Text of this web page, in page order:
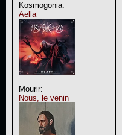
Kosmogonia:
Aella
Mourir:
Nous, le venin